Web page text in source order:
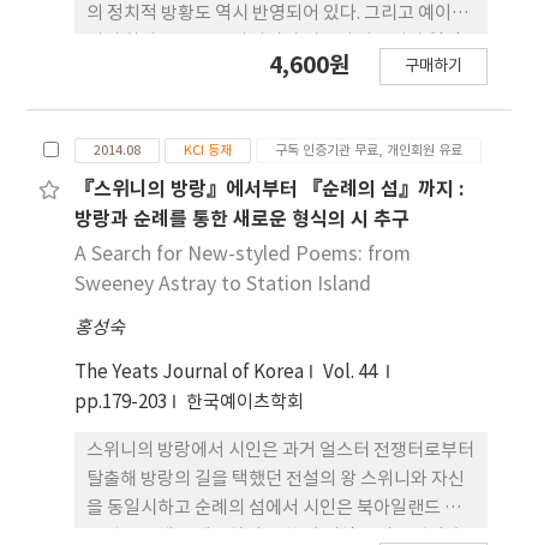
의 정치적 방황도 역시 반영되어 있다. 그리고 예이츠
을 갖고 어쉰 및 오이디푸스 등의 영웅과 자신을 동일
박 받았던 전설의 방랑자 스위니와 자신을 동 일시하
면서 거기에 순례의 이미지를 덧붙인다.
4,600원 구매하기
2014.08 KCI 등재 구독 인증기관 무료, 개인회원 유료
『스위니의 방랑』에서부터 『순례의 섬』까지 :
방랑과 순례를 통한 새로운 형식의 시 추구
A Search for New-styled Poems: from
Sweeney Astray to Station Island
홍성숙
The Yeats Journal of Korea
Vol. 44
pp.179-203
한국예이츠학회
스위니의 방랑에서 시인은 과거 얼스터 전쟁터로부터
탈출해 방랑의 길을 택했던 전설의 왕 스위니와 자신
을 동일시하고 순례의 섬에서 시인은 북아일랜드 가